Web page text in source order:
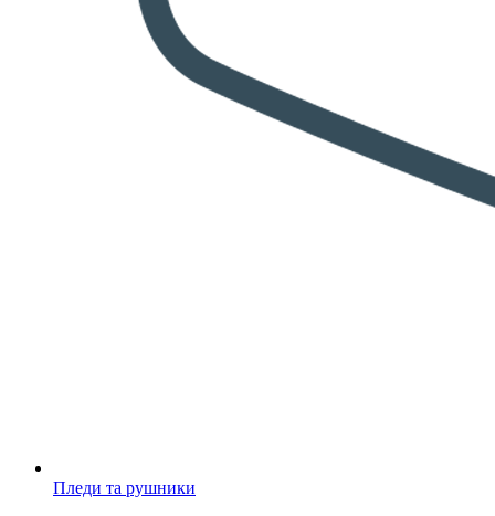
Пледи та рушники